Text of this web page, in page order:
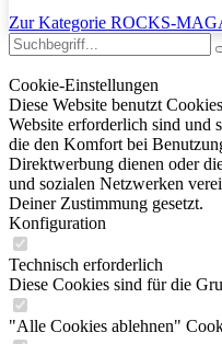
Zur Kategorie ROCKS-
Cookie-Einstellungen
Diese Website benutzt
Website erforderlich sind und
die den Komfort bei
Direktwerbung dienen oder
und sozialen Netzwerken
Deiner Zustimmung gesetzt.
Konfiguration
Technisch erforderlich
Diese Cookies sind für die
"Alle Cookies ablehnen"